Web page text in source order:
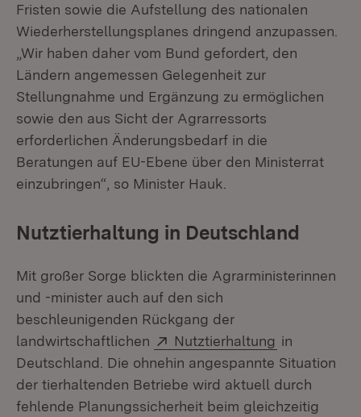
Fristen sowie die Aufstellung des nationalen
Wiederherstellungsplanes dringend anzupassen.
„Wir haben daher vom Bund gefordert, den
Ländern angemessen Gelegenheit zur
Stellungnahme und Ergänzung zu ermöglichen
sowie den aus Sicht der Agrarressorts
erforderlichen Änderungsbedarf in die
Beratungen auf EU-Ebene über den Ministerrat
einzubringen“, so Minister Hauk.
Nutztierhaltung in Deutschland
Mit großer Sorge blickten die Agrarministerinnen
und -minister auch auf den sich
beschleunigenden Rückgang der
landwirtschaftlichen
Extern:
Nutztierhaltung (Öffnet in
in
Deutschland. Die ohnehin angespannte Situation
der tierhaltenden Betriebe wird aktuell durch
fehlende Planungssicherheit beim gleichzeitig